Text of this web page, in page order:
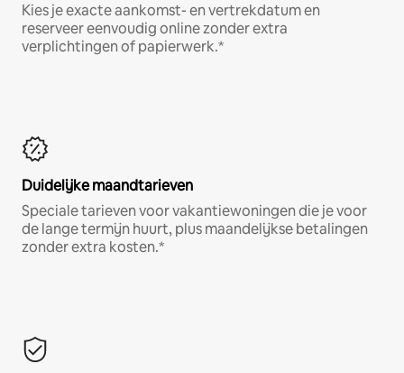
Kies je exacte aankomst- en vertrekdatum en
reserveer eenvoudig online zonder extra
verplichtingen of papierwerk.*
Duidelijke maandtarieven
Speciale tarieven voor vakantiewoningen die je voor
de lange termijn huurt, plus maandelijkse betalingen
zonder extra kosten.*